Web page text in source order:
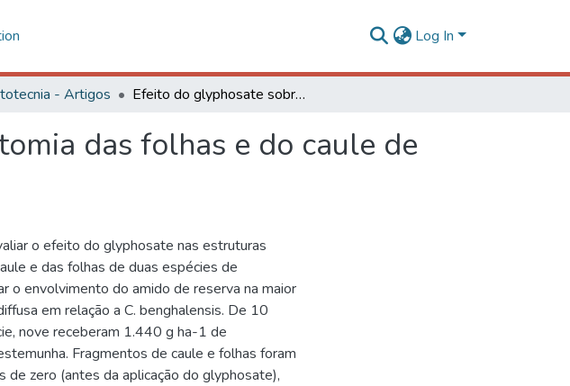
Log In
- Artigos Efeito do glyphosate sobre a morfoanatomia das folhas e do caule de Commelina diffusa e C. benghalensis
das folhas e do caule de
o efeito do glyphosate nas estruturas
e das folhas de duas espécies de
o envolvimento do amido de reserva na maior
em relação a C. benghalensis. De 10
nove receberam 1.440 g ha-1 de
Fragmentos de caule e folhas foram
zero (antes da aplicação do glyphosate),